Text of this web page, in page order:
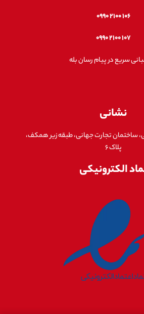
۱۰۶ ۲۱۰۰ ۰۹۹۰
۱۰۷ ۲۱۰۰ ۰۹۹۰
سریع در پیام رسان بله
نشانی
ساختمان تجارت جهانی، طبقه زیر همکف،
پلاک ۶
الکترونیکی